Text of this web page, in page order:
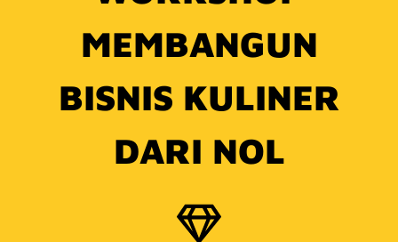
MEMBANGUN
BISNIS KULINER
DARI NOL